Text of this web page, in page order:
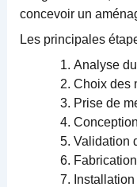
concevoir un
Les principales
Analyse
Choix des
Prise de
Validation